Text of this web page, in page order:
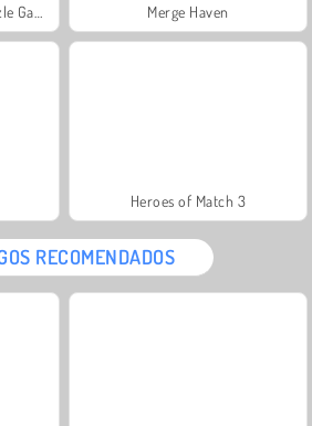
Merge Haven
Heroes of Match 3
RECOMENDADOS